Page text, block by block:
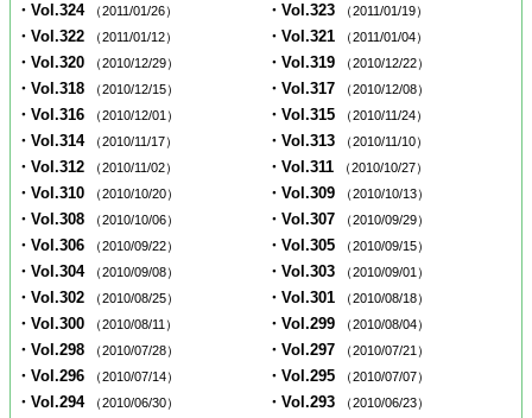
・Vol.324 （2011/01/26） ・Vol.323 （2011/01/19）
・Vol.322 （2011/01/12） ・Vol.321 （2011/01/04）
・Vol.320 （2010/12/29） ・Vol.319 （2010/12/22）
・Vol.318 （2010/12/15） ・Vol.317 （2010/12/08）
・Vol.316 （2010/12/01） ・Vol.315 （2010/11/24）
・Vol.314 （2010/11/17） ・Vol.313 （2010/11/10）
・Vol.312 （2010/11/02） ・Vol.311 （2010/10/27）
・Vol.310 （2010/10/20） ・Vol.309 （2010/10/13）
・Vol.308 （2010/10/06） ・Vol.307 （2010/09/29）
・Vol.306 （2010/09/22） ・Vol.305 （2010/09/15）
・Vol.304 （2010/09/08） ・Vol.303 （2010/09/01）
・Vol.302 （2010/08/25） ・Vol.301 （2010/08/18）
・Vol.300 （2010/08/11） ・Vol.299 （2010/08/04）
・Vol.298 （2010/07/28） ・Vol.297 （2010/07/21）
・Vol.296 （2010/07/14） ・Vol.295 （2010/07/07）
・Vol.294 （2010/06/30） ・Vol.293 （2010/06/23）